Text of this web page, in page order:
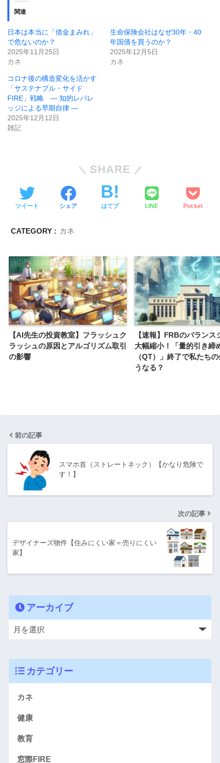
関連
日本は本当に「借金まみれ」
で危ないのか？
2025年11月25日
カネ
生命保険会社はなぜ30年・40
年国債を買うのか？
2025年12月5日
カネ
コロナ後の構造変化を活かす
「サステナブル・サイド
FIRE」戦略 ― 知的レバレ
ッジによる早期自律 ―
2025年12月12日
雑記
SHARE
ツイート シェア はてブ LINE Pocket
CATEGORY : カネ
【AI先生の投資教室】フラッシュク
ラッシュの原因とアルゴリズム取引
の影響
【速報】FRBのバランス
大幅縮小！「量的引き締
（QT）」終了で私たち
うなる？
前の記事
スマホ首（ストレートネック）【かなり危険で
す！】
次の記事
デザイナーズ物件【住みにくい家＝売りにくい
家】
アーカイブ
カテゴリー
カネ
健康
教育
窓際FIRE